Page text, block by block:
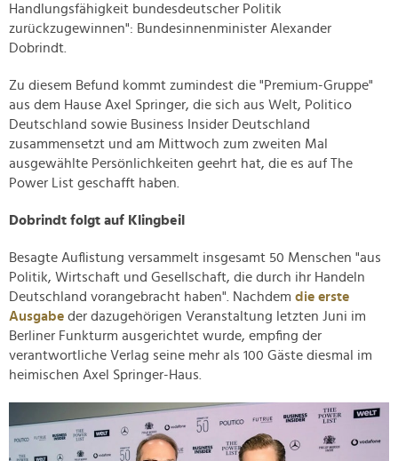
Handlungsfähigkeit bundesdeutscher Politik
zurückzugewinnen": Bundesinnenminister Alexander
Dobrindt.
Zu diesem Befund kommt zumindest die "Premium-Gruppe"
aus dem Hause Axel Springer, die sich aus Welt, Politico
Deutschland sowie Business Insider Deutschland
zusammensetzt und am Mittwoch zum zweiten Mal
ausgewählte Persönlichkeiten geehrt hat, die es auf The
Power List geschafft haben.
Dobrindt folgt auf Klingbeil
Besagte Auflistung versammelt insgesamt 50 Menschen "aus
Politik, Wirtschaft und Gesellschaft, die durch ihr Handeln
Deutschland vorangebracht haben". Nachdem die erste
Ausgabe der dazugehörigen Veranstaltung letzten Juni im
Berliner Funkturm ausgerichtet wurde, empfing der
verantwortliche Verlag seine mehr als 100 Gäste diesmal im
heimischen Axel Springer-Haus.